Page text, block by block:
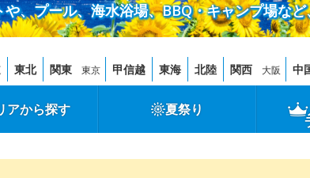
、プール、海水浴場、BBQ・キャンプ場な
東北 関東 東京 甲信越 東海 北陸 関西 大阪 中
アから探す 夏祭り